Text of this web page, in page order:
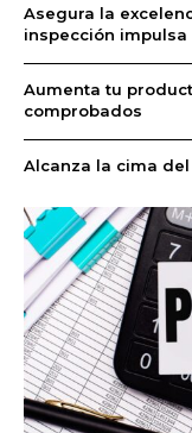
Asegura la
inspección
Aumenta tu
comprobados
Alcanza la cima